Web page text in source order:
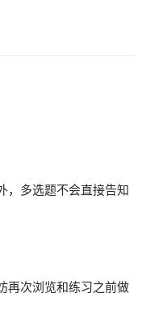
，多选题不会直接告知
再次浏览和练习之前做